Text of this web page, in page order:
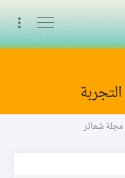
مجلة شعائر